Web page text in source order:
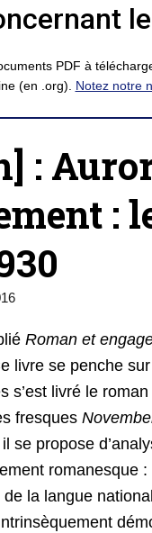
PDF à
(en .org). Notez notre
:
:
Roman et
livre se penche
s’est livré le
fresques
se propose
la langue